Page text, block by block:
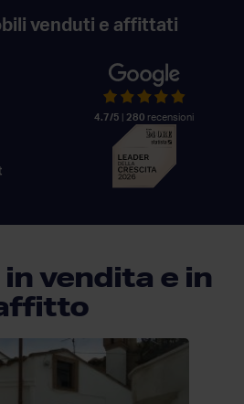
venduti e affittati
4.7/5 280 recensioni
vendita e in